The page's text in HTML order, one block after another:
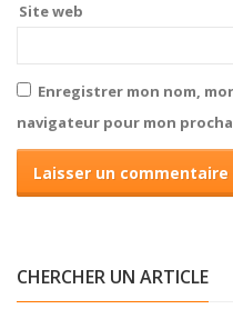
Site web
Enregistrer mon nom,
navigateur pour mon
CHERCHER UN ARTICLE